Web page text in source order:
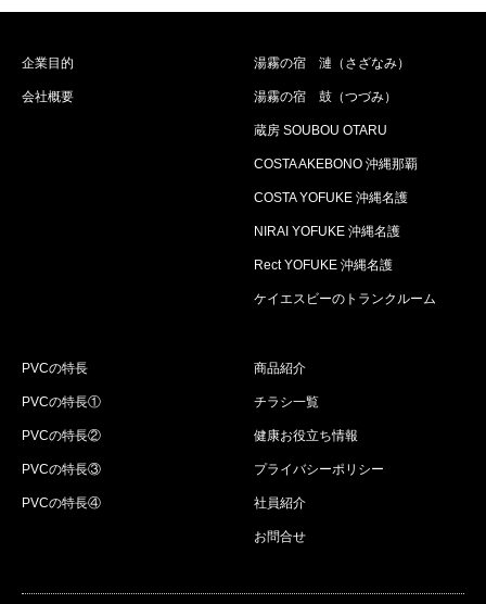
企業目的
会社概要
湯霧の宿 漣（さざなみ）
湯霧の宿 鼓（つづみ）
蔵房 SOUBOU OTARU
COSTA AKEBONO 沖縄那覇
COSTA YOFUKE 沖縄名護
NIRAI YOFUKE 沖縄名護
Rect YOFUKE 沖縄名護
ケイエスビーのトランクルーム
PVCの特長
PVCの特長①
PVCの特長②
PVCの特長③
PVCの特長④
商品紹介
チラシ一覧
健康お役立ち情報
プライバシーポリシー
社員紹介
お問合せ